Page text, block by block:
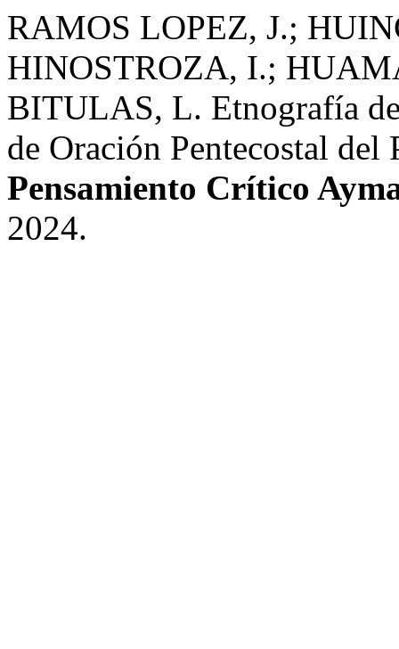
RAMOS LOPEZ, J.;
HINOSTROZA, I.;
BITULAS, L. Etnografía
de Oración Pentecostal del
Pensamiento Crítico
2024.